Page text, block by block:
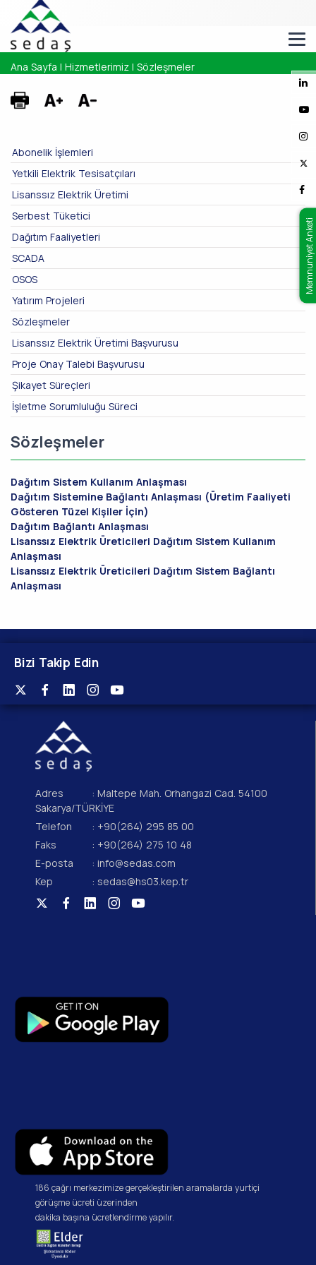
Memnuniyet Anketi
Ana Sayfa | Hizmetlerimiz | Sözleşmeler
Abonelik İşlemleri
Yetkili Elektrik Tesisatçıları
Lisanssız Elektrik Üretimi
Serbest Tüketici
Dağıtım Faaliyetleri
SCADA
OSOS
Yatırım Projeleri
Sözleşmeler
Lisanssız Elektrik Üretimi Başvurusu
Proje Onay Talebi Başvurusu
Şikayet Süreçleri
İşletme Sorumluluğu Süreci
Sözleşmeler
Dağıtım Sistem Kullanım Anlaşması
Dağıtım Sistemine Bağlantı Anlaşması (Üretim Faaliyeti
Gösteren Tüzel Kişiler İçin)
Dağıtım Bağlantı Anlaşması
Lisanssız Elektrik Üreticileri Dağıtım Sistem Kullanım
Anlaşması
Lisanssız Elektrik Üreticileri Dağıtım Sistem Bağlantı
Anlaşması
Bizi Takip Edin
Adres
: Maltepe Mah. Orhangazi Cad. 54100
Sakarya/TÜRKİYE
Telefon
: +90(264) 295 85 00
Faks
: +90(264) 275 10 48
E-posta
: info@sedas.com
Kep
: sedas@hs03.kep.tr
186 çağrı merkezimize gerçekleştirilen aramalarda yurtiçi
görüşme ücreti üzerinden
dakika başına ücretlendirme yapılır.